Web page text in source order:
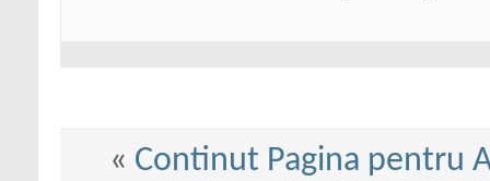
« Continut Pagina pentru